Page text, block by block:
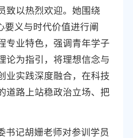
致以热烈欢迎。她围绕
要义与时代价值进行阐
专业特色，强调青年学子
论为指引，将理想信念与
业实践深度融合，在科技
道路上站稳政治立场、把
书记胡姗老师对参训学员